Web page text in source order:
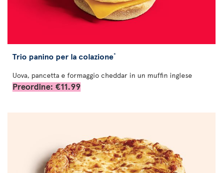
Trio panino per la colazione*
Uova, pancetta e formaggio cheddar in un muffin inglese
Preordine: €11.99